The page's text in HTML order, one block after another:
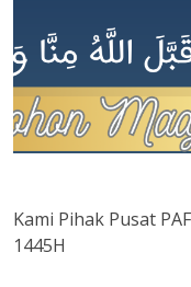
Kami Pihak Pusat
1445H